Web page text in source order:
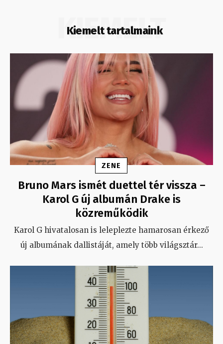
Kiemelt tartalmaink
KIEMELT
ZENE
Bruno Mars ismét duettel tér vissza –
Karol G új albumán Drake is
közreműködik
Karol G hivatalosan is leleplezte hamarosan érkező
új albumának dallistáját, amely több világsztár...